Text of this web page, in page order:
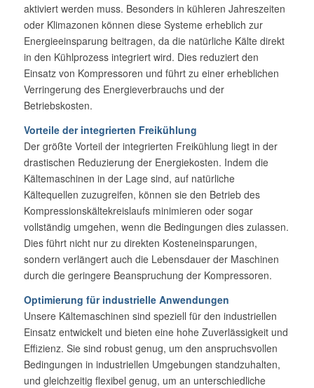
aktiviert werden muss. Besonders in kühleren Jahreszeiten
oder Klimazonen können diese Systeme erheblich zur
Energieeinsparung beitragen, da die natürliche Kälte direkt
in den Kühlprozess integriert wird. Dies reduziert den
Einsatz von Kompressoren und führt zu einer erheblichen
Verringerung des Energieverbrauchs und der
Betriebskosten.
Vorteile der integrierten Freikühlung
Der größte Vorteil der integrierten Freikühlung liegt in der
drastischen Reduzierung der Energiekosten. Indem die
Kältemaschinen in der Lage sind, auf natürliche
Kältequellen zuzugreifen, können sie den Betrieb des
Kompressionskältekreislaufs minimieren oder sogar
vollständig umgehen, wenn die Bedingungen dies zulassen.
Dies führt nicht nur zu direkten Kosteneinsparungen,
sondern verlängert auch die Lebensdauer der Maschinen
durch die geringere Beanspruchung der Kompressoren.
Optimierung für industrielle Anwendungen
Unsere Kältemaschinen sind speziell für den industriellen
Einsatz entwickelt und bieten eine hohe Zuverlässigkeit und
Effizienz. Sie sind robust genug, um den anspruchsvollen
Bedingungen in industriellen Umgebungen standzuhalten,
und gleichzeitig flexibel genug, um an unterschiedliche